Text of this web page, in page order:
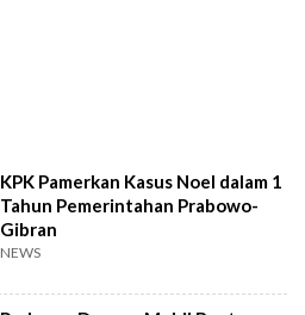
KPK Pamerkan Kasus Noel dalam 1
Tahun Pemerintahan Prabowo-
Gibran
NEWS